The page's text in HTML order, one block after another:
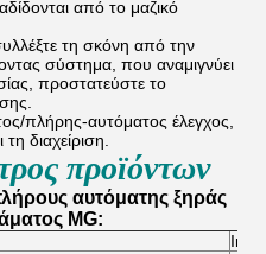
από το μαζικό
τη σκόνη από την
σύστημα, που αναμιγνύει
προστατεύστε το
πλήρης-αυτόματος έλεγχος,
διαχείριση.
προϊόντων
αυτόματης ξηράς
MG: